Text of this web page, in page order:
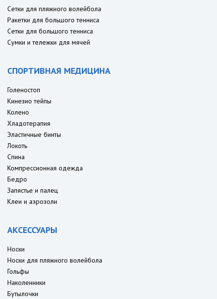
Сетки для пляжного волейбола
Ракетки для большого тенниса
Сетки для большого тенниса
Сумки и тележки для мячей
СПОРТИВНАЯ МЕДИЦИНА
Голеностоп
Кинезио тейпы
Колено
Хладотерапия
Эластичные бинты
Локоть
Спина
Компрессионная одежда
Бедро
Запястье и палец
Клеи и аэрозоли
АКСЕССУАРЫ
Носки
Носки для пляжного волейбола
Гольфы
Наколенники
Бутылочки